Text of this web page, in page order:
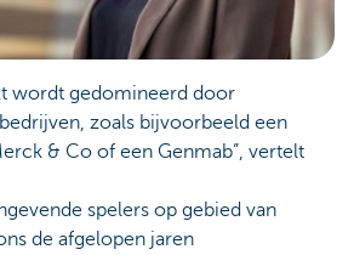
wordt gedomineerd door
zoals bijvoorbeeld een
& Co of een Genmab”, vertelt
spelers op gebied van
de afgelopen jaren